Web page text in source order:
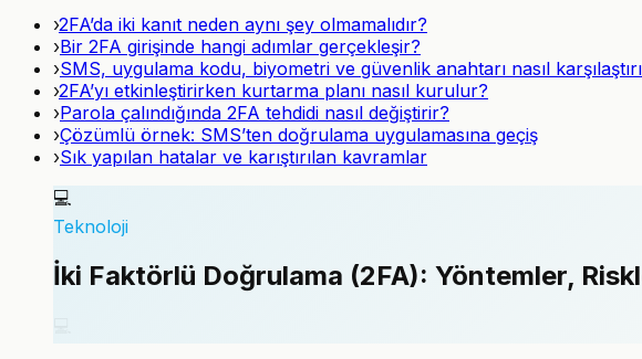
›2FA’da iki kanıt neden aynı şey olmamalıdır?
›Bir 2FA girişinde hangi adımlar gerçekleşir?
›SMS, uygulama kodu, biyometri ve güvenlik anahtarı nasıl
›2FA’yı etkinleştirirken kurtarma planı nasıl kurulur?
›Parola çalındığında 2FA tehdidi nasıl değiştirir?
›Çözümlü örnek: SMS’ten doğrulama uygulamasına geçiş
›Sık yapılan hatalar ve karıştırılan kavramlar
💻
Teknoloji
İki Faktörlü Doğrulama (2FA): Yöntemler,